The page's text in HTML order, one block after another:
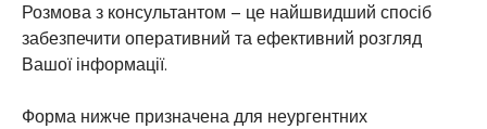
Розмова з консультантом – це найшвидший спосіб
забезпечити оперативний та ефективний розгляд
Вашої інформації.
Форма нижче призначена для неургентних